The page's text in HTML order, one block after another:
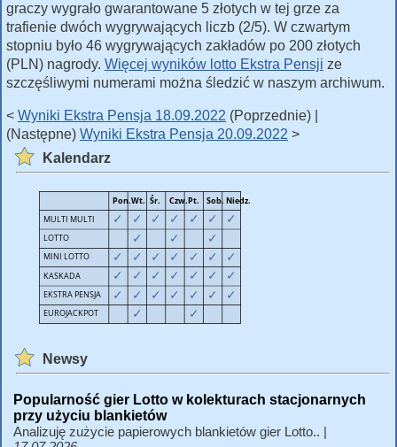
graczy wygrało gwarantowane 5 złotych w tej grze za
trafienie dwóch wygrywających liczb (2/5). W czwartym
stopniu było 46 wygrywających zakładów po 200 złotych
(PLN) nagrody. Więcej wyników lotto Ekstra Pensji ze
szczęśliwymi numerami można śledzić w naszym archiwum.
< Wyniki Ekstra Pensja 18.09.2022 (Poprzednie) |
(Następne) Wyniki Ekstra Pensja 20.09.2022 >
Kalendarz
Newsy
Popularność gier Lotto w kolekturach stacjonarnych
przy użyciu blankietów
Analizuję zużycie papierowych blankietów gier Lotto.. |